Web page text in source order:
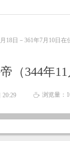
（344年11
20:29 ꄘ 浏览量：
18日－361年7月10日在